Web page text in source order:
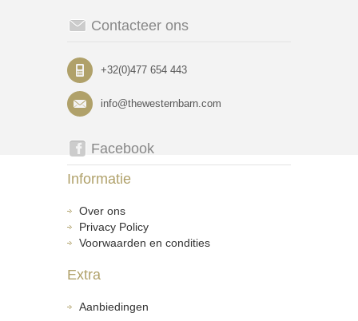
Contacteer ons
+32(0)477 654 443
info@thewesternbarn.com
Facebook
Informatie
Over ons
Privacy Policy
Voorwaarden en condities
Extra
Aanbiedingen